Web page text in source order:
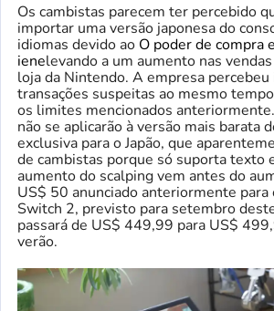
Os cambistas parecem ter percebido
importar uma versão japonesa do
idiomas devido ao O poder de compra
ienelevando a um aumento nas
loja da Nintendo. A empresa percebeu
transações suspeitas ao mesmo
os limites mencionados
não se aplicarão à versão mais barata
exclusiva para o Japão, que
de cambistas porque só suporta texto
aumento do scalping vem antes do
US$ 50 anunciado anteriormente
Switch 2, previsto para setembro
passará de US$ 449,99 para US$
verão.